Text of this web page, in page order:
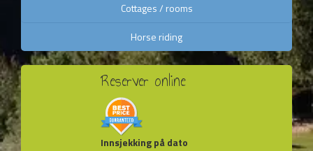
Cottages / rooms
Horse riding
Reserver online
Innsjekking på dato